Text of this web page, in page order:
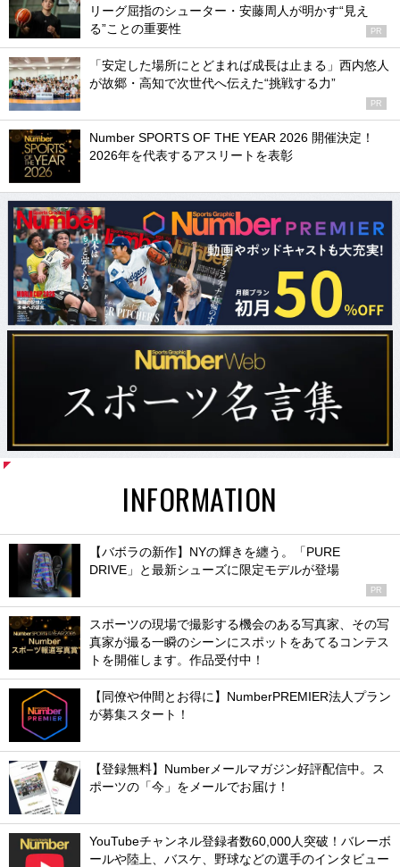
リーグ屈指のシューター・安藤周人が明かす“見え
る”ことの重要性
PR
「安定した場所にとどまれば成長は止まる」西内悠人
が故郷・高知で次世代へ伝えた“挑戦する力”
PR
Number SPORTS OF THE YEAR 2026 開催決定！
2026年を代表するアスリートを表彰
INFORMATION
【バボラの新作】NYの輝きを纏う。「PURE
DRIVE」と最新シューズに限定モデルが登場
PR
スポーツの現場で撮影する機会のある写真家、その写
真家が撮る一瞬のシーンにスポットをあてるコンテス
トを開催します。作品受付中！
【同僚や仲間とお得に】NumberPREMIER法人プラン
が募集スタート！
【登録無料】Numberメールマガジン好評配信中。ス
ポーツの「今」をメールでお届け！
YouTubeチャンネル登録者数60,000人突破！バレーボ
ールや陸上、バスケ、野球などの選手のインタビュー